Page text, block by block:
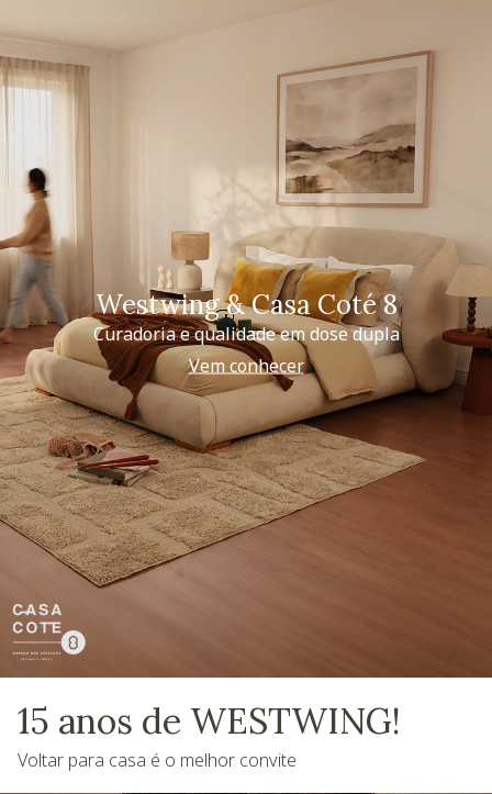
Westwing & Casa Coté 8
Curadoria e qualidade em dose dupla
Vem conhecer
15 anos de WESTWING!
Voltar para casa é o melhor convite